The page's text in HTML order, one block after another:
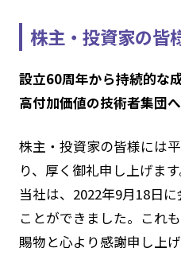
株主・投資家の皆
設立60周年から持続的な
高付加価値の技術者集団へ
株主・投資家の皆様には
り、厚く御礼申し上げます
当社は、2022年9月18日
ことができました。これ
賜物と心より感謝申し上げ